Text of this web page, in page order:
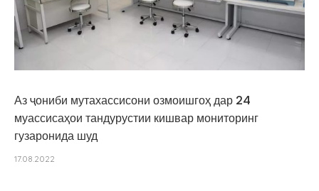
Аз ҷониби мутахассисони озмоишгоҳ дар 24
муассисаҳои тандурустии кишвар мониторинг
гузаронида шуд
17.08.2022